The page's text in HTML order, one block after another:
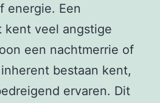
energie. Een
kent veel angstige
een nachtmerrie of
bestaan kent,
ervaren. Dit